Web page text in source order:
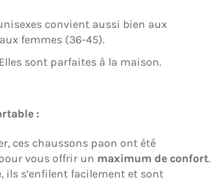
convient aussi bien aux
femmes (36-45).
sont parfaites à la maison.
:
ces chaussons paon ont été
vous offrir un maximum de confort.
ils s’enfilent facilement et sont